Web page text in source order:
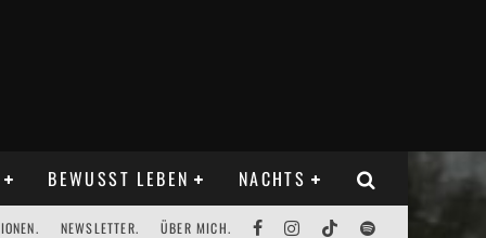
BEWUSST LEBEN NACHTS
NEWSLETTER. ÜBER MICH.